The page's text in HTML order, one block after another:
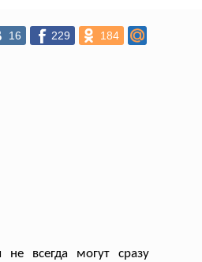
16 229 184
всегда могут сразу